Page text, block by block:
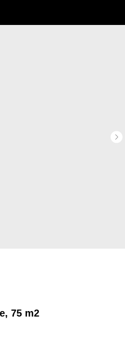
75 m2